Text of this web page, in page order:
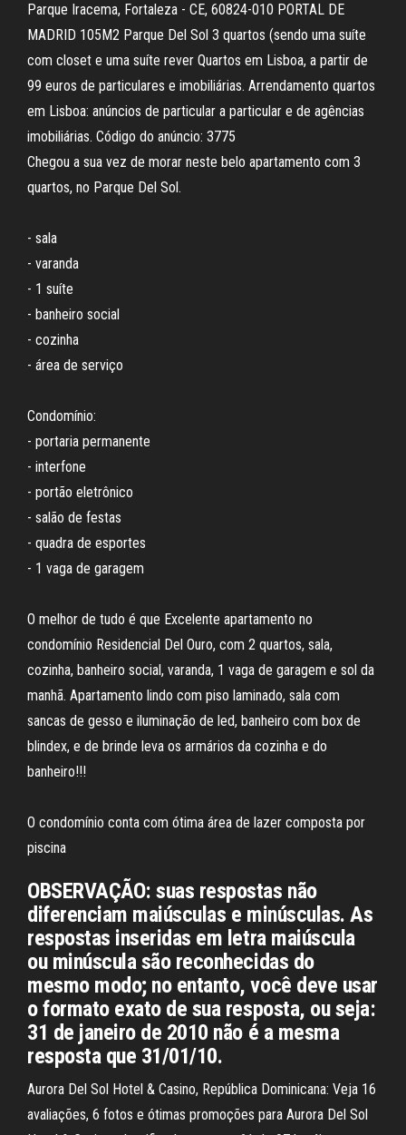
Parque Iracema, Fortaleza - CE, 60824-010 PORTAL DE
MADRID 105M2 Parque Del Sol 3 quartos (sendo uma suíte
com closet e uma suíte rever Quartos em Lisboa, a partir de
99 euros de particulares e imobiliárias. Arrendamento quartos
em Lisboa: anúncios de particular a particular e de agências
imobiliárias. Código do anúncio: 3775
Chegou a sua vez de morar neste belo apartamento com 3
quartos, no Parque Del Sol.
- sala
- varanda
- 1 suíte
- banheiro social
- cozinha
- área de serviço
Condomínio:
- portaria permanente
- interfone
- portão eletrônico
- salão de festas
- quadra de esportes
- 1 vaga de garagem
O melhor de tudo é que Excelente apartamento no
condomínio Residencial Del Ouro, com 2 quartos, sala,
cozinha, banheiro social, varanda, 1 vaga de garagem e sol da
manhã. Apartamento lindo com piso laminado, sala com
sancas de gesso e iluminação de led, banheiro com box de
blindex, e de brinde leva os armários da cozinha e do
banheiro!!!
O condomínio conta com ótima área de lazer composta por
piscina
OBSERVAÇÃO: suas respostas não
diferenciam maiúsculas e minúsculas. As
respostas inseridas em letra maiúscula
ou minúscula são reconhecidas do
mesmo modo; no entanto, você deve usar
o formato exato de sua resposta, ou seja:
31 de janeiro de 2010 não é a mesma
resposta que 31/01/10.
Aurora Del Sol Hotel & Casino, República Dominicana: Veja 16
avaliações, 6 fotos e ótimas promoções para Aurora Del Sol